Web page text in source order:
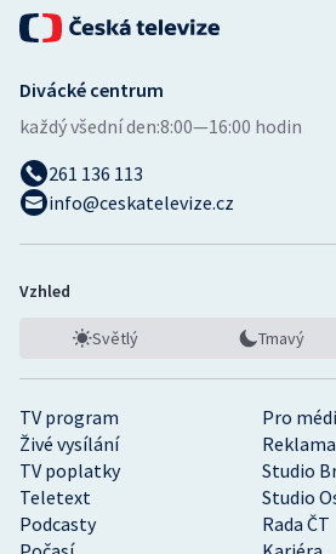
TV program
Pro
Živé vysílání
Reklama
TV poplatky
Studio
Teletext
Studio
Podcasty
Rada ČT
Divácké centrum
každý všední den:8:00—16:00 hodin
261 136 113
info@ceskatelevize.cz
Vzhled
Světlý Tmavý